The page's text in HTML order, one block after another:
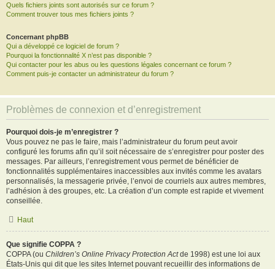
Quels fichiers joints sont autorisés sur ce forum ?
Comment trouver tous mes fichiers joints ?
Concernant phpBB
Qui a développé ce logiciel de forum ?
Pourquoi la fonctionnalité X n’est pas disponible ?
Qui contacter pour les abus ou les questions légales concernant ce forum ?
Comment puis-je contacter un administrateur du forum ?
Problèmes de connexion et d’enregistrement
Pourquoi dois-je m’enregistrer ?
Vous pouvez ne pas le faire, mais l’administrateur du forum peut avoir
configuré les forums afin qu’il soit nécessaire de s’enregistrer pour poster des
messages. Par ailleurs, l’enregistrement vous permet de bénéficier de
fonctionnalités supplémentaires inaccessibles aux invités comme les avatars
personnalisés, la messagerie privée, l’envoi de courriels aux autres membres,
l’adhésion à des groupes, etc. La création d’un compte est rapide et vivement
conseillée.
Haut
Que signifie COPPA ?
COPPA (ou Children’s Online Privacy Protection Actde 1998) est une loi aux
États-Unis qui dit que les sites Internet pouvant recueillir des informations de